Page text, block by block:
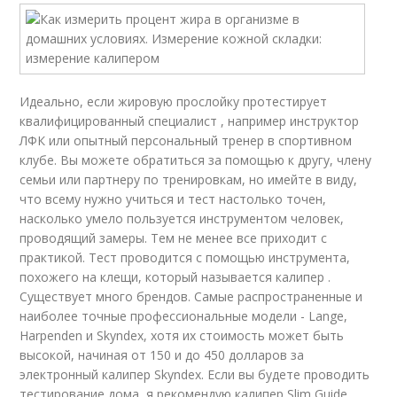
Идеально, если жировую прослойку протестирует
квалифицированный специалист , например инструктор
ЛФК или опытный персональный тренер в спортивном
клубе. Вы можете обратиться за помощью к другу, члену
семьи или партнеру по тренировкам, но имейте в виду,
что всему нужно учиться и тест настолько точен,
насколько умело пользуется инструментом человек,
проводящий замеры. Тем не менее все приходит с
практикой. Тест проводится с помощью инструмента,
похожего на клещи, который называется калипер .
Существует много брендов. Самые распространенные и
наиболее точные профессиональные модели - Lange,
Harpenden и Skyndex, хотя их стоимость может быть
высокой, начиная от 150 и до 450 долларов за
электронный калипер Skyndex. Если вы будете проводить